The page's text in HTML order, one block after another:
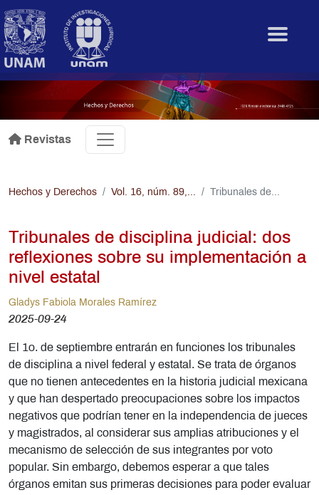
.
Revistas
Hechos y Derechos Vol. 16, núm. 89,... Tribunales de...
Tribunales de disciplina judicial: dos
reflexiones sobre su implementación a
nivel estatal
Gladys Fabiola Morales Ramírez
2025-09-24
El 1o. de septiembre entrarán en funciones los tribunales
de disciplina a nivel federal y estatal. Se trata de órganos
que no tienen antecedentes en la historia judicial mexicana
y que han despertado preocupaciones sobre los impactos
negativos que podrían tener en la independencia de jueces
y magistrados, al considerar sus amplias atribuciones y el
mecanismo de selección de sus integrantes por voto
popular. Sin embargo, debemos esperar a que tales
órganos emitan sus primeras decisiones para poder evaluar